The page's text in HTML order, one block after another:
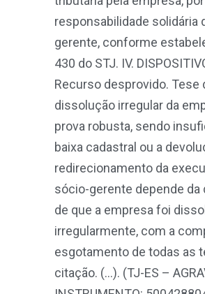
responsabilidade solidária
gerente, conforme
430 do STJ. IV.
Recurso desprovido. Tese
dissolução irregular da
prova robusta, sendo
baixa cadastral ou a
redirecionamento da
sócio-gerente depende
de que a empresa foi
irregularmente, com a
esgotamento de todas as
citação. (…). (TJ-ES –